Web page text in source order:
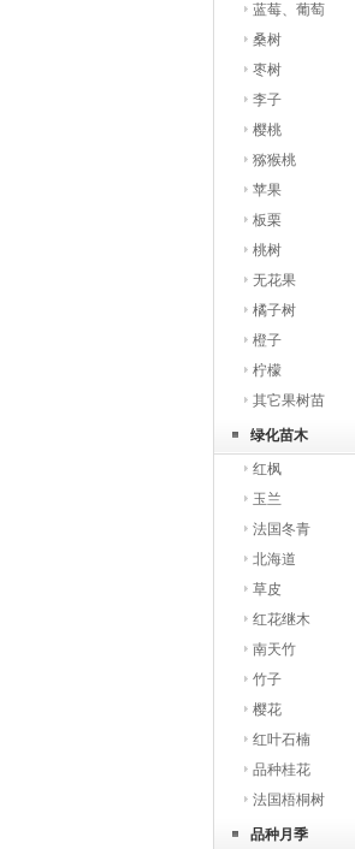
蓝莓、葡萄
桑树
枣树
李子
樱桃
猕猴桃
苹果
板栗
桃树
无花果
橘子树
橙子
柠檬
其它果树苗
绿化苗木
红枫
玉兰
法国冬青
北海道
草皮
红花继木
南天竹
竹子
樱花
红叶石楠
品种桂花
法国梧桐树
品种月季